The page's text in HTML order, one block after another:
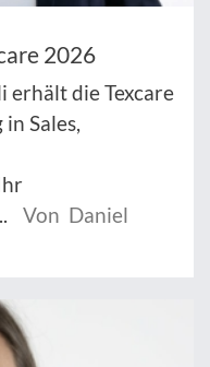
2026
die Texcare
Sales,
Von Daniel